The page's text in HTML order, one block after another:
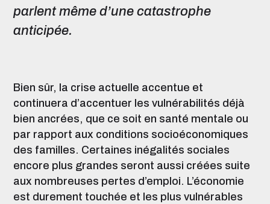
parlent même d’une catastrophe
anticipée.
Bien sûr, la crise actuelle accentue et
continuera d’accentuer les vulnérabilités déjà
bien ancrées, que ce soit en santé mentale ou
par rapport aux conditions socioéconomiques
des familles. Certaines inégalités sociales
encore plus grandes seront aussi créées suite
aux nombreuses pertes d’emploi. L’économie
est durement touchée et les plus vulnérables